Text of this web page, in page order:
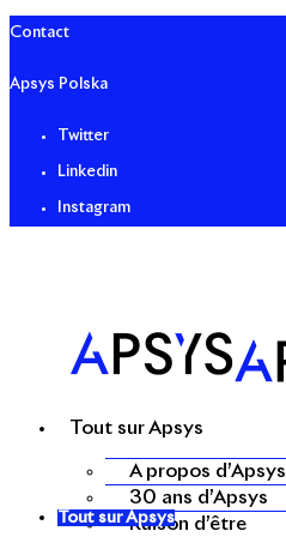
Contact
Apsys Polska
Twitter
Linkedin
Instagram
Tout sur Apsys
A propos d’Apsys
30 ans d’Apsys
Raison d’être
Tout sur Apsys